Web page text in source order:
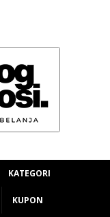
KATEGORI
KUPON